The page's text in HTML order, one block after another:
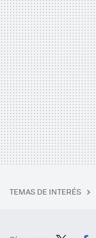
TEMAS DE INTERÉS